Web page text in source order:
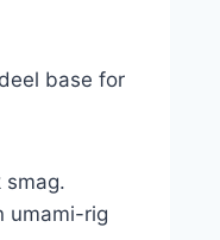
base for
umami-rig